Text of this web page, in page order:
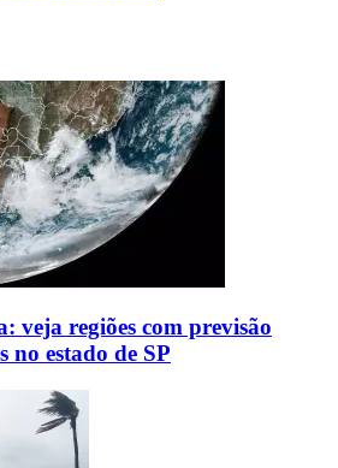
veja regiões com previsão
no estado de SP